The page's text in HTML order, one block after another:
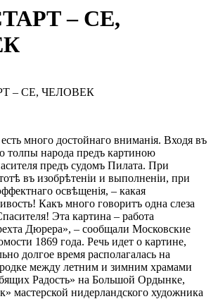
– СЕ,
– СЕ, ЧЕЛОВЕК
много достойнаго вниманія. Входя въ
толпы народа предъ картиною
предъ судомъ Пилата. При
въ изобрѣтеніи и выполненіи, при
освѣщенія, – какая
Какъ много говоритъ одна слеза
Эта картина – работа
Дюрера», – сообщали Московские
1869 года. Речь идет о картине,
долгое время располагалась на
между летним и зимним храмами
Радость» на Большой Ордынке,
мастерской нидерландского художника